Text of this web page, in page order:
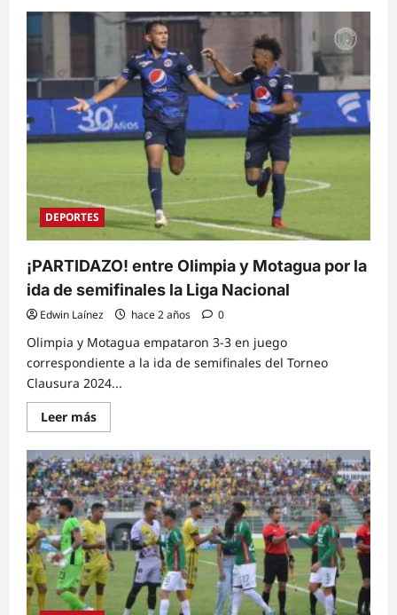
2-
2.
Leverkusen
iguala
un
0-
2
y
jugará
la
final
League
DEPORTES
¡PARTIDAZO! entre Olimpia y Motagua por la
ida de semifinales la Liga Nacional
Edwin Laínez hace 2 años 0
Olimpia y Motagua empataron 3-3 en juego
correspondiente a la ida de semifinales del Torneo
Clausura 2024...
Leer másRead
more
¡PARTIDAZO!
entre
Olimpia
y
Motagua
por
la
ida
de
semifinales
la
Liga
Nacional